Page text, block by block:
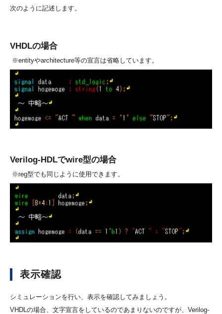
次のように記述します。
VHDLの場合
※entityやarchitecture等の宣言は省略しています。
Verilog-HDLでwire型の場合
※reg型でも同じように使用できます。
表示確認
シミュレーションを行い、表示を確認してみましょう。
VHDLの場合、文字宣言をしているのであまりないのですが、Verilog-